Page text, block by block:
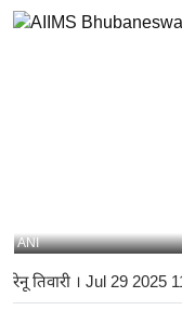
रा
य
बि
ज़
ANI
रेनू तिवारी । Jul 29 2025